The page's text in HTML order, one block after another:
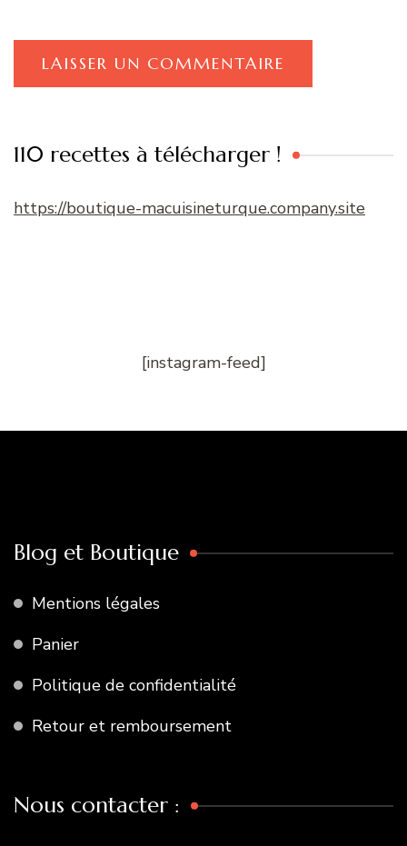
110 recettes à télécharger !
https://boutique-macuisineturque.company.site
[instagram-feed]
Blog et Boutique
Mentions légales
Panier
Politique de confidentialité
Retour et remboursement
Nous contacter :